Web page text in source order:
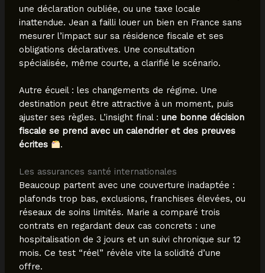
une déclaration oubliée, ou une taxe locale
inattendue. Jean a failli louer un bien en France sans
mesurer l’impact sur sa résidence fiscale et ses
obligations déclaratives. Une consultation
spécialisée, même courte, a clarifié le scénario.
Autre écueil : les changements de régime. Une
destination peut être attractive à un moment, puis
ajuster ses règles. L’insight final : une bonne décision
fiscale se prend avec un calendrier et des preuves
écrites
.
Les assurances santé internationales
Beaucoup partent avec une couverture inadaptée :
plafonds trop bas, exclusions, franchises élevées, ou
réseaux de soins limités. Marie a comparé trois
contrats en regardant deux cas concrets : une
hospitalisation de 3 jours et un suivi chronique sur 12
mois. Ce test “réel” révèle vite la solidité d’une
offre.